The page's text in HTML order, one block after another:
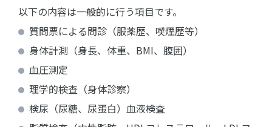
以下の内容は一般的に行う項目です。
質問票による問診（服薬歴、喫煙歴等）
身体計測（身長、体重、BMI、腹囲）
血圧測定
理学的検査（身体診察）
検尿（尿糖、尿蛋白）血液検査